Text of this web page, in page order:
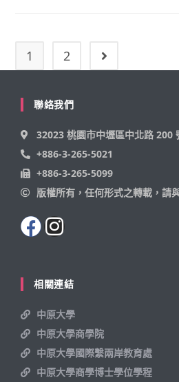
1 2
聯絡我們
32023 桃園市中壢區中北路 200
+886-3-265-5021
+886-3-265-5099
版權所有，任何形式之轉載，請
相關連結
中原大學
中原大學商學院
中原大學國際繫兩岸教育處
中原大學商學博士學位學程